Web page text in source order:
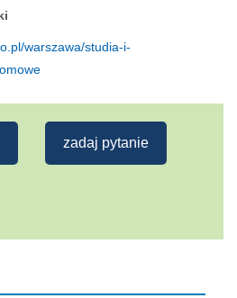
warszawa/studia-i-
zadaj pytanie